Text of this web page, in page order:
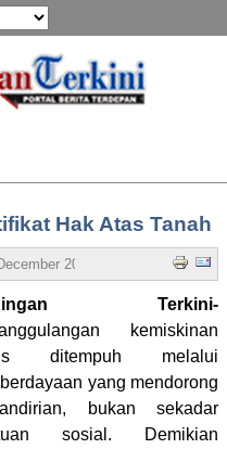
Hak Atas Tanah
2025 06:22 Written by
Terkini-
kemiskinan
ditempuh melalui
yang mendorong
bukan sekadar
sosial. Demikian